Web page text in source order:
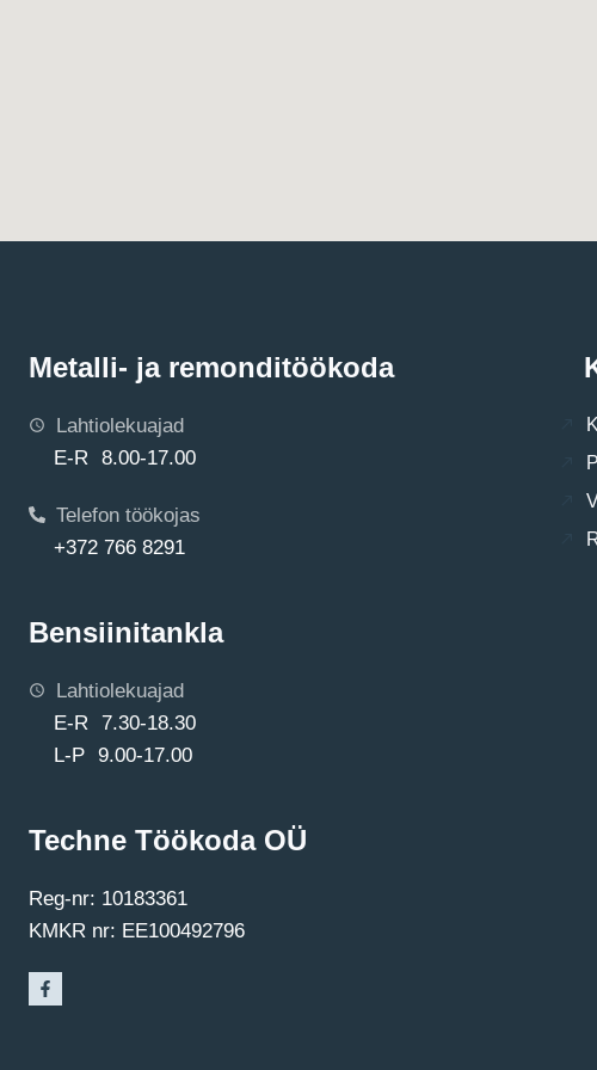
Metalli- ja remonditöökoda
Lahtiolekuajad
E-R 8.00-17.00
Telefon töökojas
+372 766 8291
Bensiinitankla
Lahtiolekuajad
E-R 7.30-18.30
L-P 9.00-17.00
Techne Töökoda OÜ
Reg-nr: 10183361
KMKR nr: EE100492796